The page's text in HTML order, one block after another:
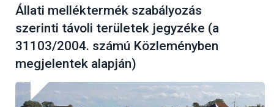
Állati melléktermék szabályozás
szerinti távoli területek jegyzéke (a
31103/2004. számú Közleményben
megjelentek alapján)